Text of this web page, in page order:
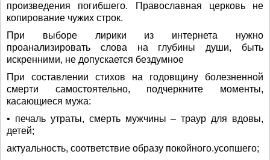
произведения погибшего. Православная церковь не
копирование чужих строк.
При выборе лирики из интернета нужно
проанализировать слова на глубины души, быть
искренними, не допускается бездумное
При составлении стихов на годовщину болезненной
смерти самостоятельно, подчеркните моменты,
касающиеся мужа:
• печаль утраты, смерть мужчины – траур для вдовы,
детей;
актуальность, соответствие образу покойного.усопшего;